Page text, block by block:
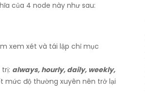
của 4 node này như sau:
xem xét và tái lập chỉ mục
always, hourly, daily, weekly,
mức độ thường xuyên nên trở lại